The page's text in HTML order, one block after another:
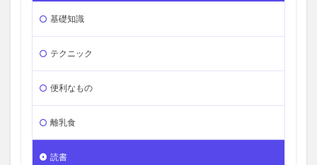
基礎知識
テクニック
便利なもの
離乳食
読書